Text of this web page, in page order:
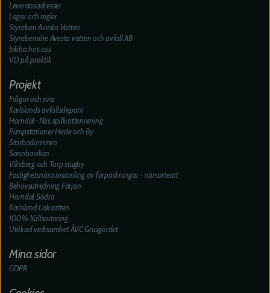
Leveransadresser
Lagar och regler
Styrelsen Avesta Vatten
Styrelsemöte Avesta vatten och avfall AB
Jobba hos oss
VD på praktik
Projekt
Frågor och svar
Karlslunds avfallsdeponi
Horndal- Näs spillvattenrening
Pumpstationer Hede och By
Storbodammen
Sonnboviken
Viksberg och Torp stugby
Fastighetsnära insamling av förpackningar - närsorterat
Behovsutredning Färjan
Horndal Södra
Karlslund Lakvatten
100% Källsortering
Utökad verksamhet ÅVC Gruvgärdet
Mina sidor
GDPR